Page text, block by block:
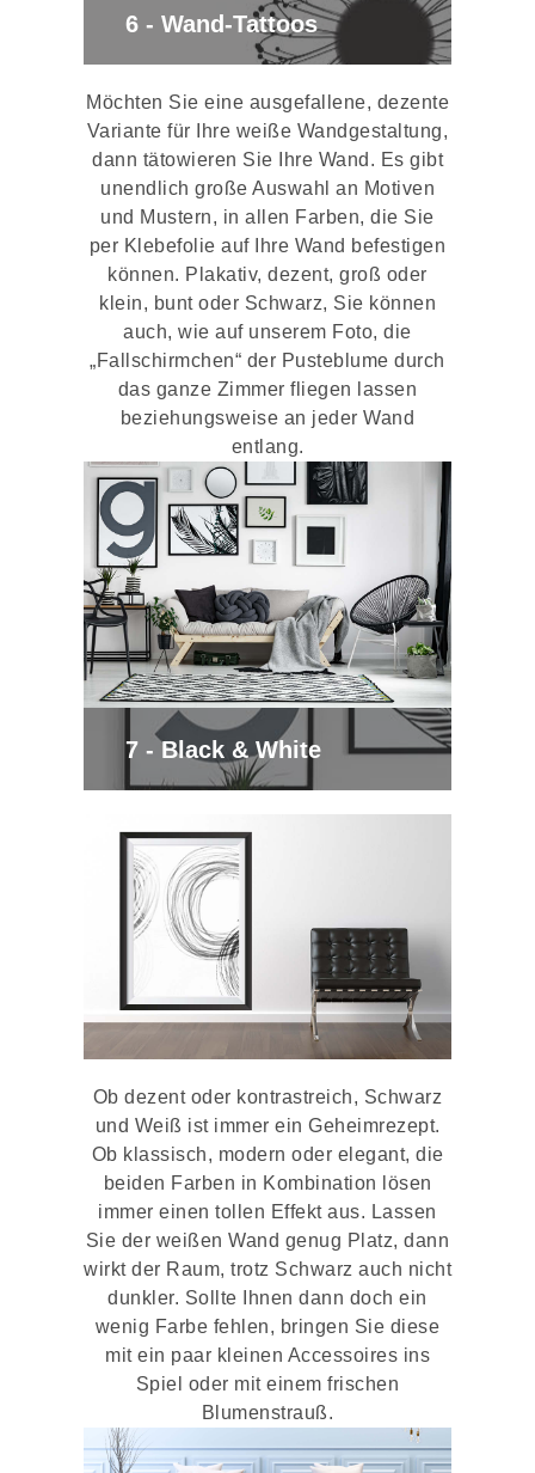
6 - Wand-Tattoos
Möchten Sie eine ausgefallene, dezente
Variante für Ihre weiße Wandgestaltung,
dann tätowieren Sie Ihre Wand. Es gibt
unendlich große Auswahl an Motiven
und Mustern, in allen Farben, die Sie
per Klebefolie auf Ihre Wand befestigen
können. Plakativ, dezent, groß oder
klein, bunt oder Schwarz, Sie können
auch, wie auf unserem Foto, die
„Fallschirmchen“ der Pusteblume durch
das ganze Zimmer fliegen lassen
beziehungsweise an jeder Wand
entlang.
7 - Black & White
Ob dezent oder kontrastreich, Schwarz
und Weiß ist immer ein Geheimrezept.
Ob klassisch, modern oder elegant, die
beiden Farben in Kombination lösen
immer einen tollen Effekt aus. Lassen
Sie der weißen Wand genug Platz, dann
wirkt der Raum, trotz Schwarz auch nicht
dunkler. Sollte Ihnen dann doch ein
wenig Farbe fehlen, bringen Sie diese
mit ein paar kleinen Accessoires ins
Spiel oder mit einem frischen
Blumenstrauß.